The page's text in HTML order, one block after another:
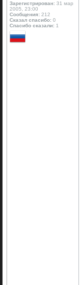
Зарегистрирован: 31 мар
2005, 23:00
Сообщения: 212
Сказал спасибо: 0
Спасибо сказали: 1